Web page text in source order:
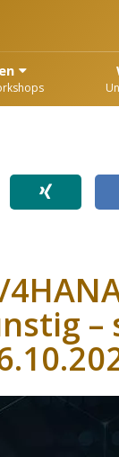
–